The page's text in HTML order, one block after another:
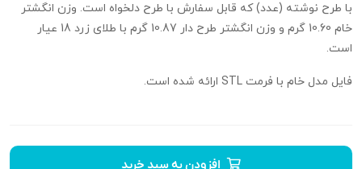
با طرح نوشته (عدد) که قابل سفارش با طرح دلخواه است. وزن انگشتر
خام 10.60 گرم و وزن انگشتر طرح دار 10.87 گرم با طلای زرد 18 عیار
است.
فایل مدل خام با فرمت STL ارائه شده است.
افزودن به سبد خرید